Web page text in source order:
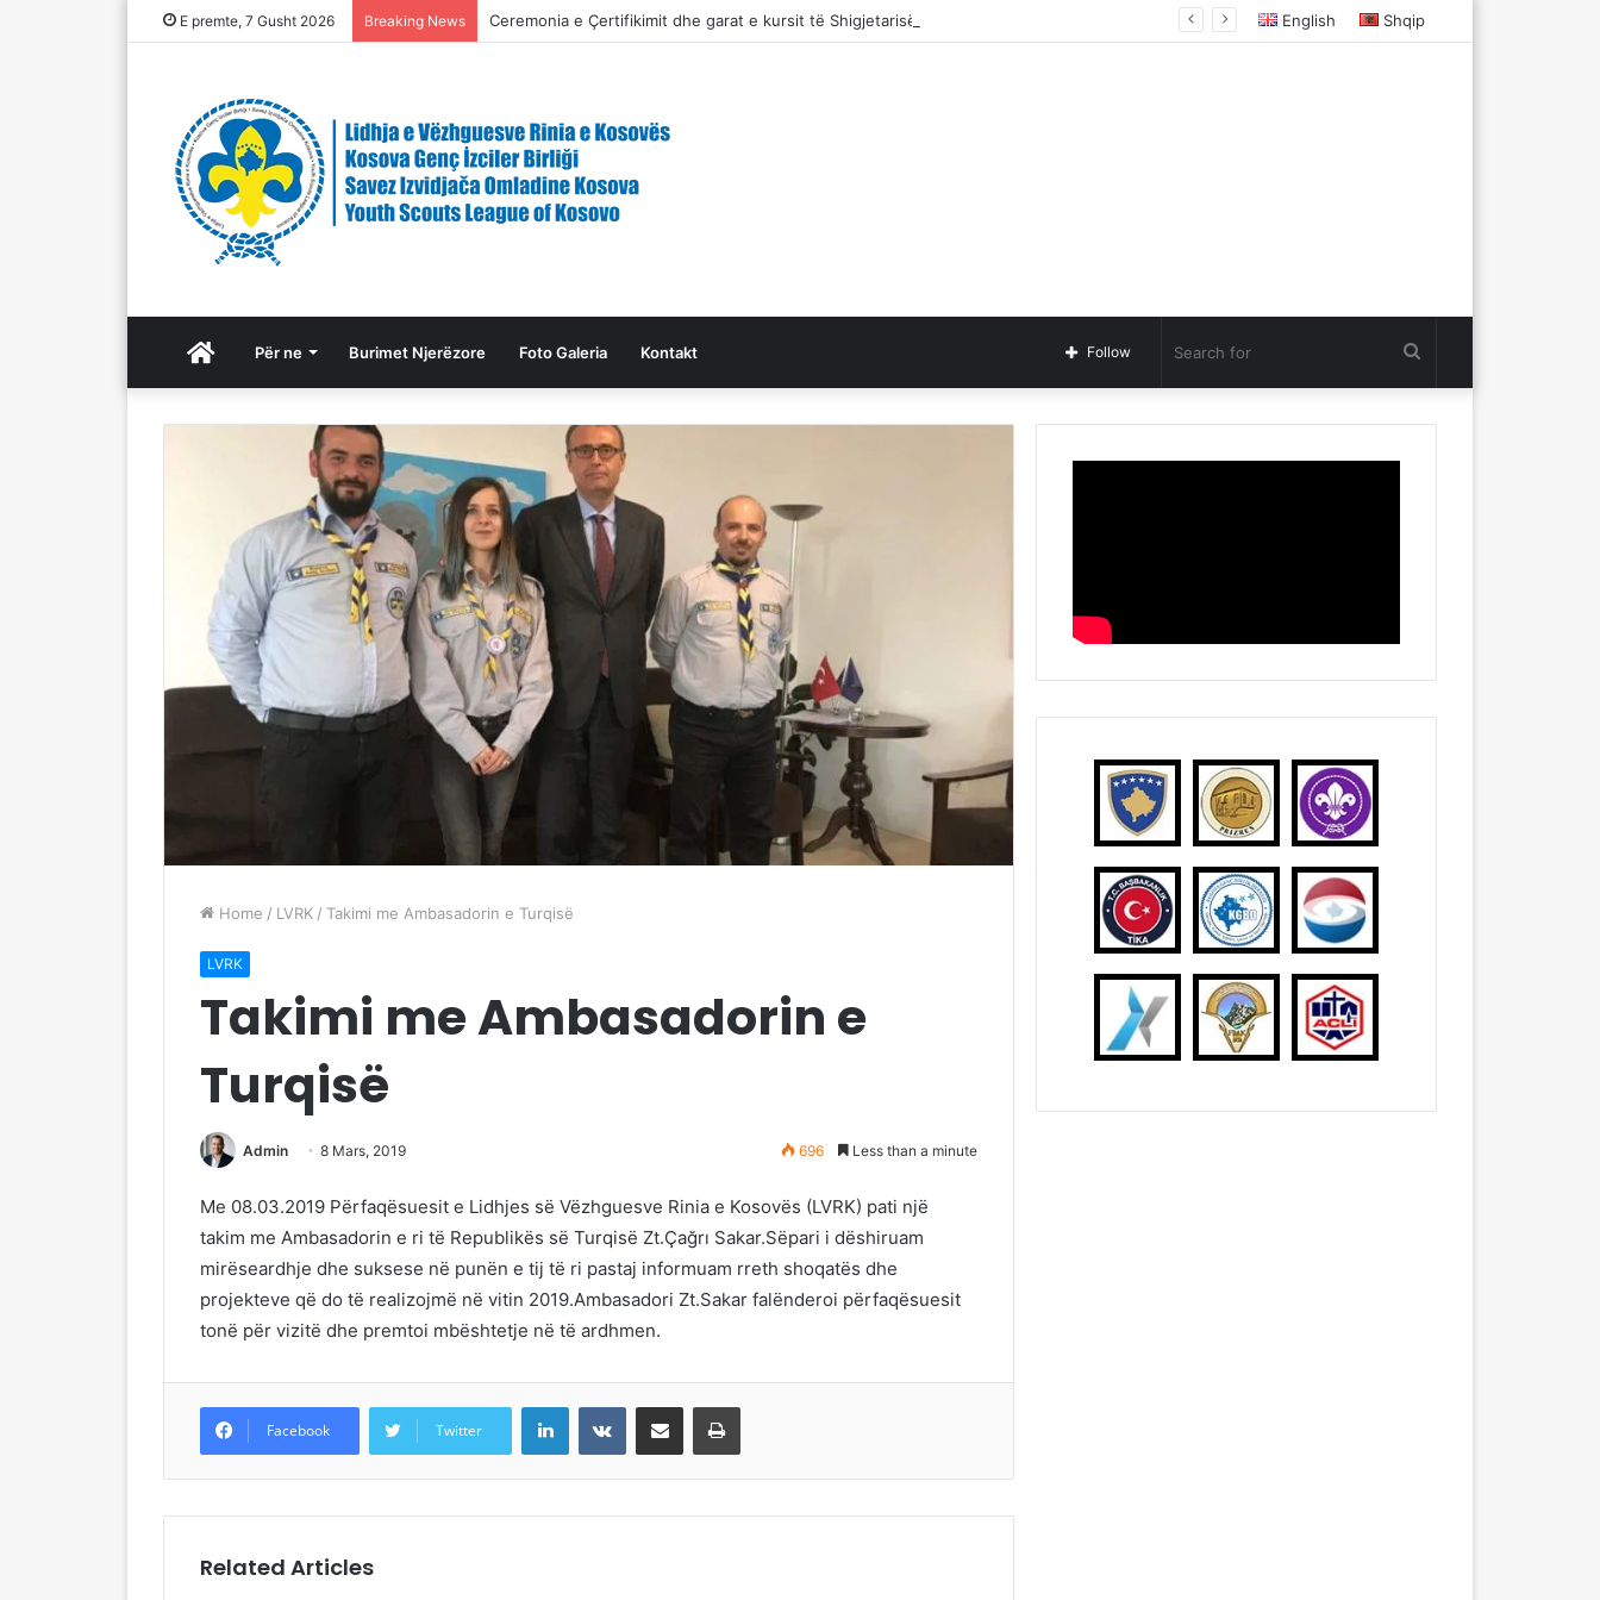
E premte, 7 Gusht 2026 Breaking News Ceremonia e Çertifikimit dhe garat e kursit të Shigjetarisë Tradicionale English Shqip
BallinaPër ne Burimet Njerëzore Foto Galeria Kontakt
for
Follow
Home / LVRK / Takimi me Ambasadorin e Turqisë
LVRK
Takimi me Ambasadorin e
Turqisë
Admin 8 Mars, 2019 696 Less than a minute
Me 08.03.2019 Përfaqësuesit e Lidhjes së Vëzhguesve Rinia e Kosovës (LVRK) pati një
takim me Ambasadorin e ri të Republikës së Turqisë Zt.Çağrı Sakar.Sëpari i dëshiruam
mirëseardhje dhe suksese në punën e tij të ri pastaj informuam rreth shoqatës dhe
projekteve që do të realizojmë në vitin 2019.Ambasadori Zt.Sakar falënderoi përfaqësuesit
tonë për vizitë dhe premtoi mbështetje në të ardhmen.
Facebook Twitter
LinkedInVKontakteShare via Email Print
Related Articles